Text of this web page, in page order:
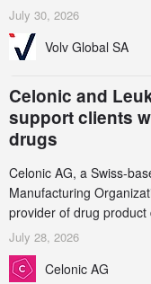
July 30, 2026
Volv Global SA
Celonic and
support clients
drugs
Celonic AG, a Swiss-
Manufacturing
provider of drug
collaboration to support
increasingly complex
July 28, 2026
Celonic AG